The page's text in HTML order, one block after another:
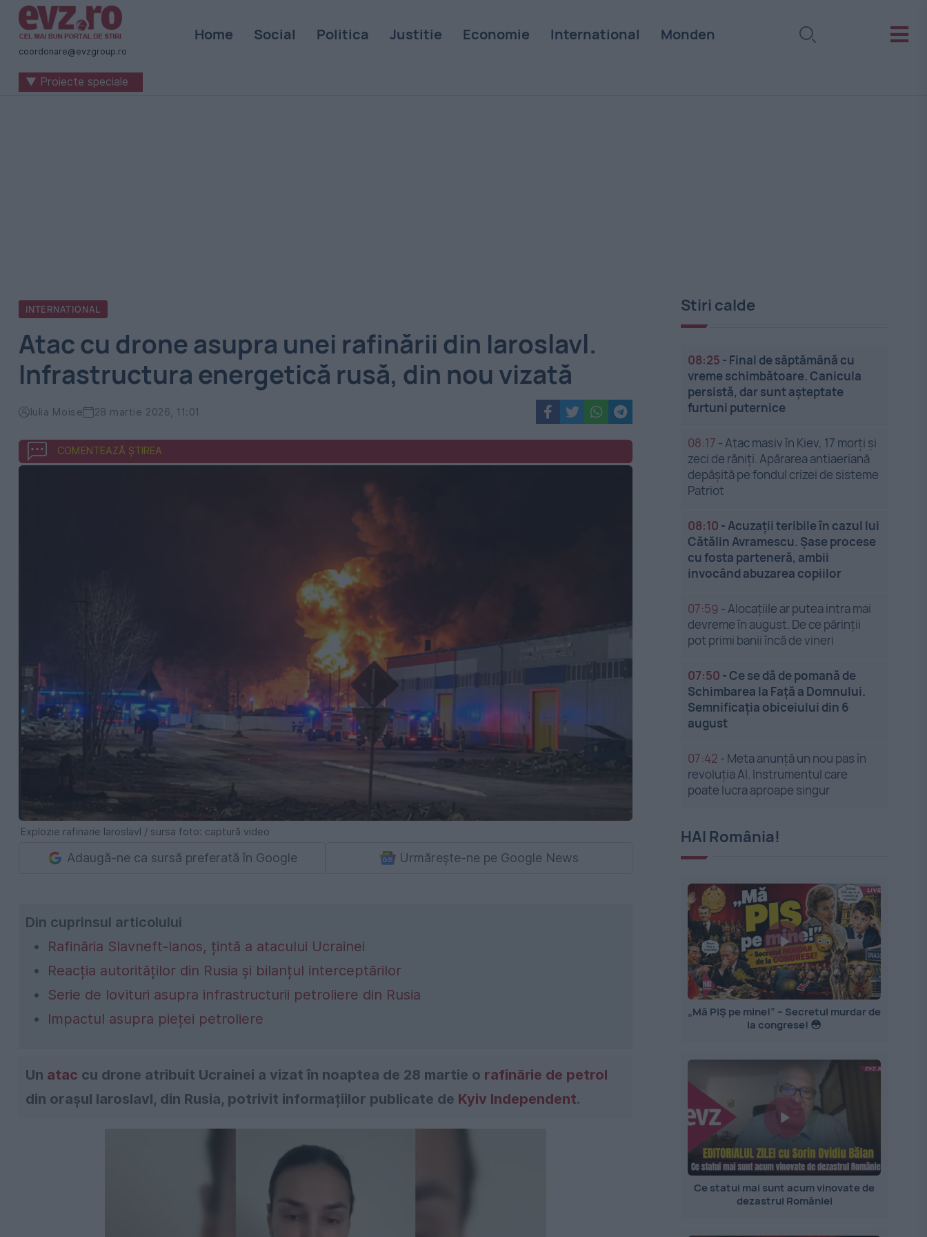
Știri
naționale
internaționale
coordonare@evzgroup.ro
Home Social Politica Justitie Economie International Monden
▼ Proiecte speciale
INTERNATIONAL
Atac cu drone asupra unei rafinării din Iaroslavl.
Infrastructura energetică rusă, din nou vizată
Iulia Moise 28 martie 2026, 11:01
COMENTEAZĂ ȘTIREA
Explozie rafinarie Iaroslavl / sursa foto: captură video
Adaugă-ne ca sursă preferată în Google Urmărește-ne pe Google News
Din cuprinsul articolului
Rafinăria Slavneft-Ianos, țintă a atacului Ucrainei
Reacția autorităților din Rusia și bilanțul interceptărilor
Serie de lovituri asupra infrastructurii petroliere din Rusia
Impactul asupra pieței petroliere
Un atac cu drone atribuit Ucrainei a vizat în noaptea de 28 martie o rafinărie de petrol
din orașul Iaroslavl, din Rusia, potrivit informațiilor publicate de Kyiv Independent.
Stiri calde
08:25 - Final de săptămână cu
vreme schimbătoare. Canicula
persistă, dar sunt așteptate
furtuni puternice
08:17 -Atac masiv în Kiev, 17 morți și
zeci de răniți. Apărarea antiaeriană
depășită pe fondul crizei de sisteme
Patriot
08:10 -Acuzații teribile în cazul lui
Cătălin Avramescu. Șase procese
cu fosta parteneră, ambii
invocând abuzarea copiilor
07:59 -Alocațiile ar putea intra mai
devreme în august. De ce părinții
pot primi banii încă de vineri
07:50 -Ce se dă de pomană de
Schimbarea la Față a Domnului.
Semnificația obiceiului din 6
august
07:42 - Meta anunță un nou pas în
revoluția AI. Instrumentul care
poate lucra aproape singur
HAI România!
„Mă PIȘ pe mine!” – Secretul murdar de
la congrese! 😳
Ce statui mai sunt acum vinovate de
dezastrul României